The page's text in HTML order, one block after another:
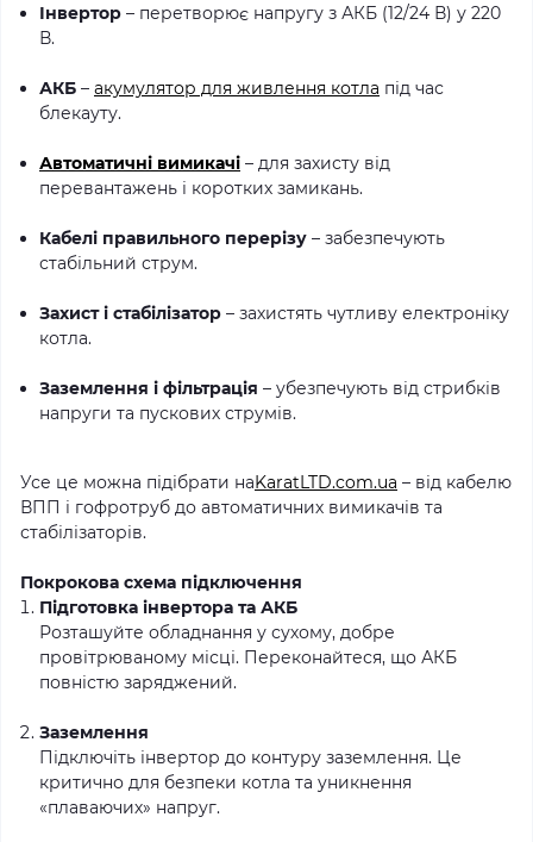
Інвертор – перетворює напругу з АКБ (12/24 В) у 220
В.
АКБ – акумулятор для живлення котла під час
блекауту.
Автоматичні вимикачі – для захисту від
перевантажень і коротких замикань.
Кабелі правильного перерізу – забезпечують
стабільний струм.
Захист і стабілізатор – захистять чутливу електроніку
котла.
Заземлення і фільтрація – убезпечують від стрибків
напруги та пускових струмів.
Усе це можна підібрати наKaratLTD.com.ua – від кабелю
ВПП і гофротруб до автоматичних вимикачів та
стабілізаторів.
Покрокова схема підключення
Підготовка інвертора та АКБ
Розташуйте обладнання у сухому, добре
провітрюваному місці. Переконайтеся, що АКБ
повністю заряджений.
Заземлення
Підключіть інвертор до контуру заземлення. Це
критично для безпеки котла та уникнення
«плаваючих» напруг.